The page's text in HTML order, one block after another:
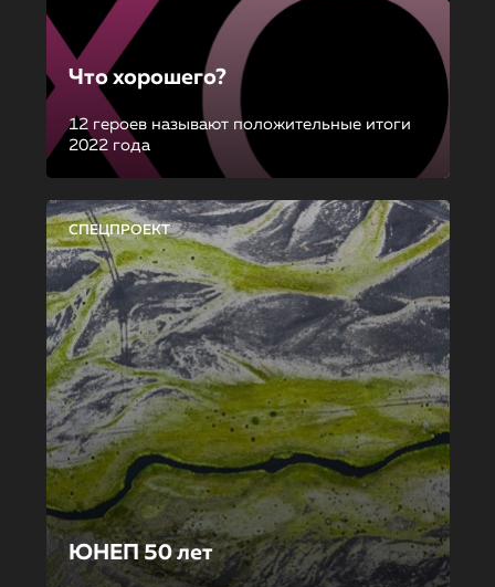
Что хорошего?
12 героев называют положительные итоги
2022 года
СПЕЦПРОЕКТ
ЮНЕП 50 лет